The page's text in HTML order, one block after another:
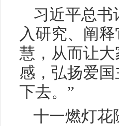
习近平总书
入研究、阐
慧，从而让
感，弘扬爱
下去。”
十一燃灯花